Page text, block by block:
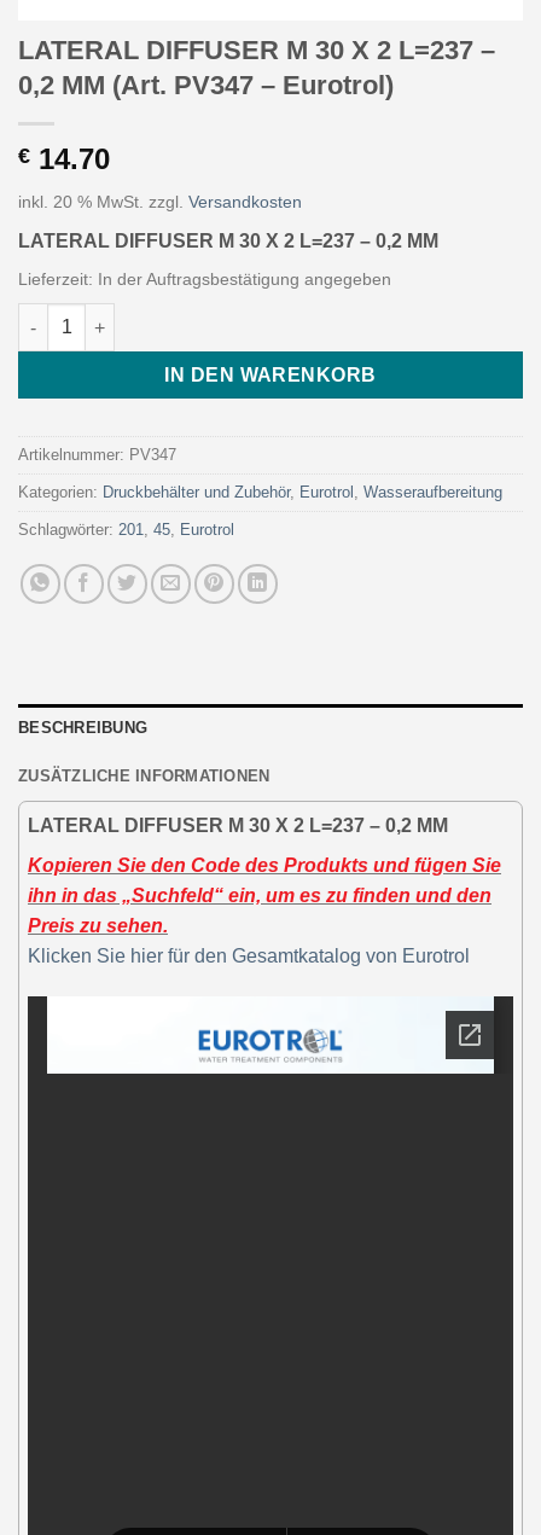
LATERAL DIFFUSER M 30 X 2 L=237 –
0,2 MM (Art. PV347 – Eurotrol)
€ 14.70
inkl. 20 % MwSt. zzgl. Versandkosten
LATERAL DIFFUSER M 30 X 2 L=237 – 0,2 MM
Lieferzeit: In der Auftragsbestätigung angegeben
LATERAL DIFFUSER M 30 X 2 L=237 - 0,2 MM (Art. PV347 -
IN DEN WARENKORB
Artikelnummer: PV347
Kategorien: Druckbehälter und Zubehör, Eurotrol , Wasseraufbereitung
Schlagwörter: 201, 45, Eurotrol
BESCHREIBUNG
ZUSÄTZLICHE INFORMATIONEN
LATERAL DIFFUSER M 30 X 2 L=237 – 0,2 MM
Kopieren Sie den Code des Produkts und fügen Sie
ihn in das „Suchfeld“ ein, um es zu finden und den
Preis zu sehen.
Klicken Sie hier für den Gesamtkatalog von Eurotrol